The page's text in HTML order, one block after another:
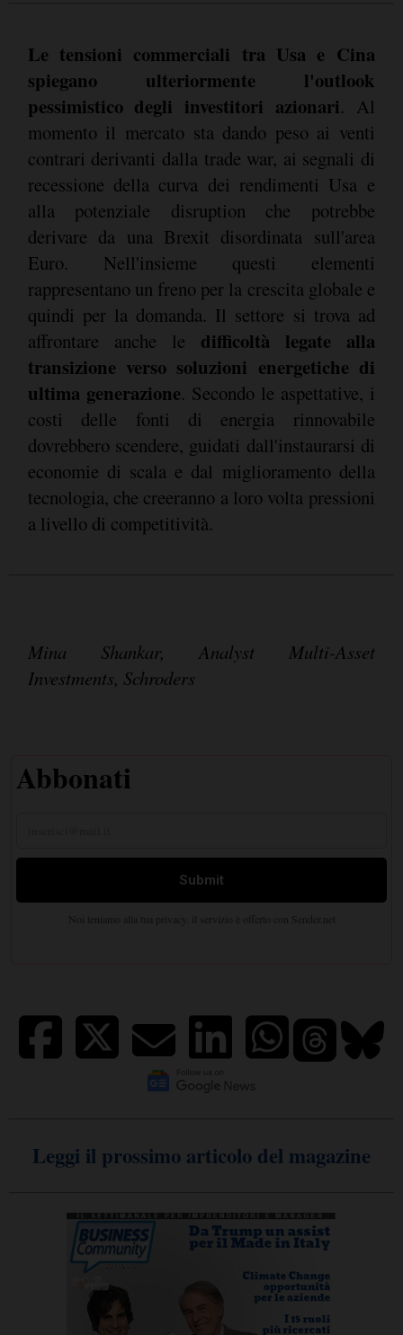
Le tensioni commerciali tra Usa e Cina
spiegano ulteriormente l'outlook
pessimistico degli investitori azionari. Al
momento il mercato sta dando peso ai venti
contrari derivanti dalla trade war, ai segnali di
recessione della curva dei rendimenti Usa e
alla potenziale disruption che potrebbe
derivare da una Brexit disordinata sull'area
Euro. Nell'insieme questi elementi
rappresentano un freno per la crescita globale e
quindi per la domanda. Il settore si trova ad
affrontare anche le difficoltà legate alla
transizione verso soluzioni energetiche di
ultima generazione. Secondo le aspettative, i
costi delle fonti di energia rinnovabile
dovrebbero scendere, guidati dall'instaurarsi di
economie di scala e dal miglioramento della
tecnologia, che creeranno a loro volta pressioni
a livello di competitività.
Mina Shankar, Analyst Multi-Asset
Investments, Schroders
Leggi il prossimo articolo del magazine